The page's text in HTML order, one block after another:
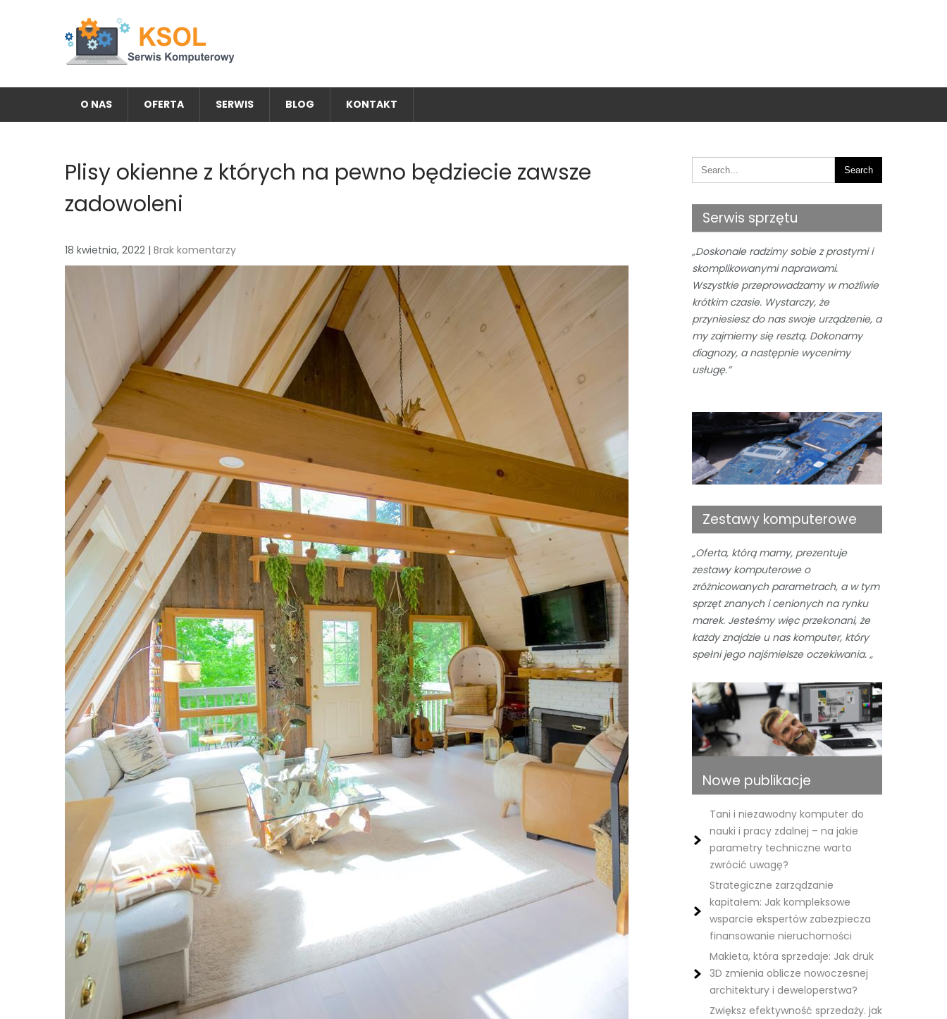
O NAS
OFERTA SERWIS BLOG KONTAKT
Plisy okienne z których na pewno będziecie zawsze
zadowoleni
18 kwietnia, 2022 | Brak komentarzy
Serwis sprzętu
„Doskonale radzimy sobie z prostymi i
skomplikowanymi naprawami.
Wszystkie przeprowadzamy w możliwie
krótkim czasie. Wystarczy, że
przyniesiesz do nas swoje urządzenie, a
my zajmiemy się resztą. Dokonamy
diagnozy, a następnie wycenimy
usługę.”
Zestawy komputerowe
„Oferta, którą mamy, prezentuje
zestawy komputerowe o
zróżnicowanych parametrach, a w tym
sprzęt znanych i cenionych na rynku
marek. Jesteśmy więc przekonani, że
każdy znajdzie u nas komputer, który
spełni jego najśmielsze oczekiwania. „
Nowe publikacje
Tani i niezawodny komputer do
nauki i pracy zdalnej – na jakie
parametry techniczne warto
zwrócić uwagę?
Strategiczne zarządzanie
kapitałem: Jak kompleksowe
wsparcie ekspertów zabezpiecza
finansowanie nieruchomości
Makieta, która sprzedaje: Jak druk
3D zmienia oblicze nowoczesnej
architektury i deweloperstwa?
Zwiększ efektywność sprzedaży. jak